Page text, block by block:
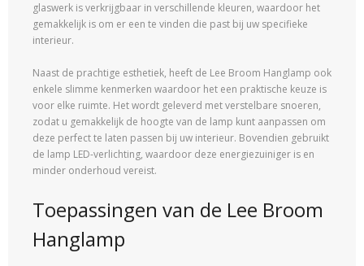
glaswerk is verkrijgbaar in verschillende kleuren, waardoor het
gemakkelijk is om er een te vinden die past bij uw specifieke
interieur.
Naast de prachtige esthetiek, heeft de Lee Broom Hanglamp ook
enkele slimme kenmerken waardoor het een praktische keuze is
voor elke ruimte. Het wordt geleverd met verstelbare snoeren,
zodat u gemakkelijk de hoogte van de lamp kunt aanpassen om
deze perfect te laten passen bij uw interieur. Bovendien gebruikt
de lamp LED-verlichting, waardoor deze energiezuiniger is en
minder onderhoud vereist.
Toepassingen van de Lee Broom
Hanglamp